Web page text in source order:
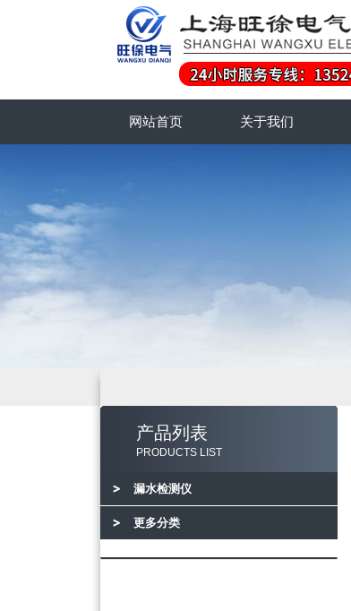
网站首页 关于我们
产品列表
PRODUCTS LIST
漏水检测仪
更多分类